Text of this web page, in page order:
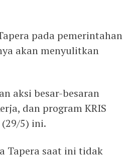
pada pemerintahan
akan menyulitkan
aksi besar-besaran
dan program KRIS
5) ini.
Tapera saat ini tidak